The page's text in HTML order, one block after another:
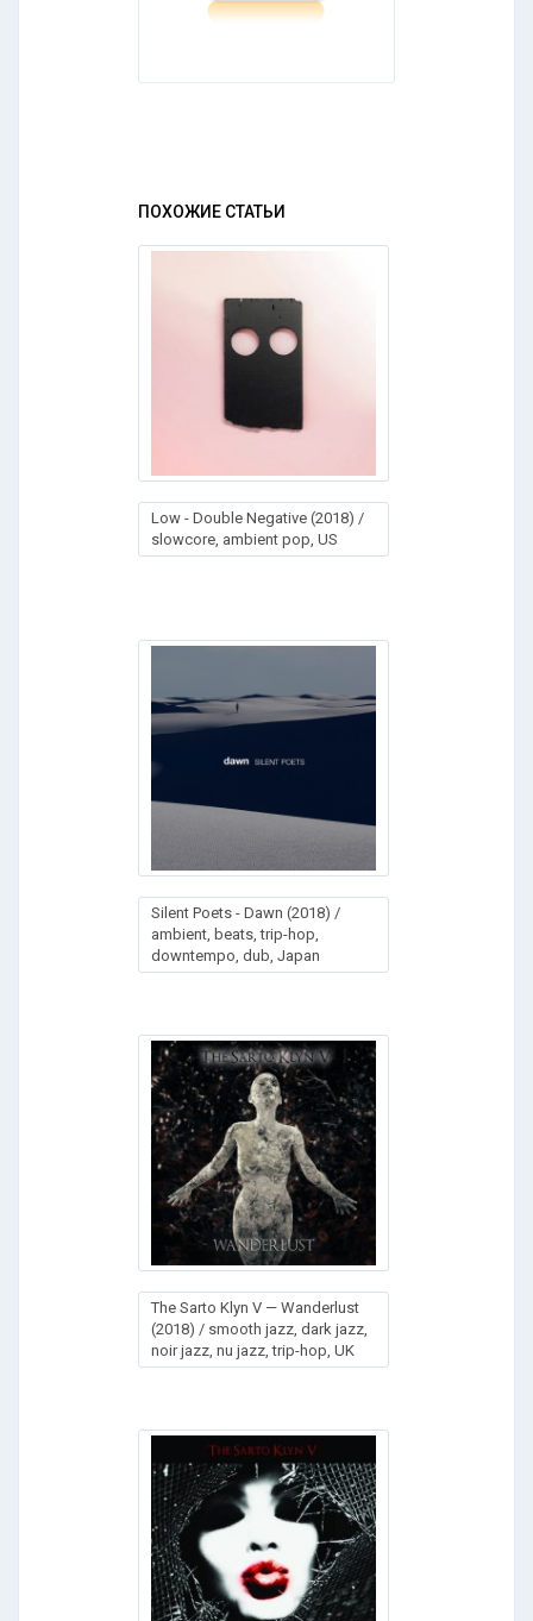
ПОХОЖИЕ СТАТЬИ
Lоw - Dоublе Nеgаtivе (2018) /
slowcore, ambient pop, US
Silent Poets - Dawn (2018) /
ambient, beats, trip-hop,
downtempo, dub, Japan
The Sarto Klyn V — Wanderlust
(2018) / smooth jazz, dark jazz,
noir jazz, nu jazz, trip-hop, UK